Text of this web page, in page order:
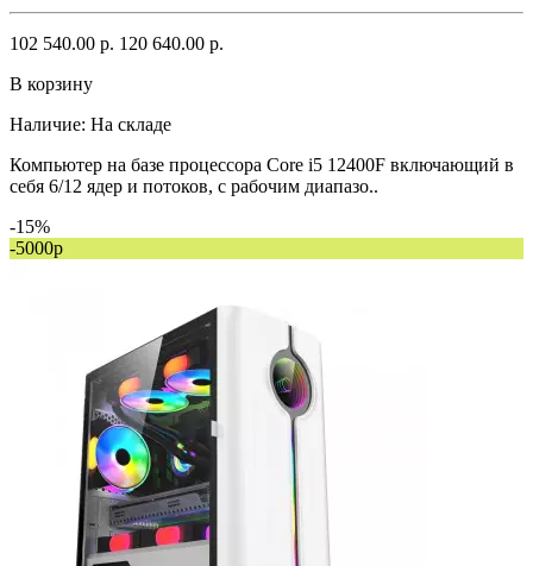
102 540.00 р. 120 640.00 р.
В корзину
Наличие: На складе
Компьютер на базе процессора Core i5 12400F включающий в
себя 6/12 ядер и потоков, с рабочим диапазо..
-15%
-5000р